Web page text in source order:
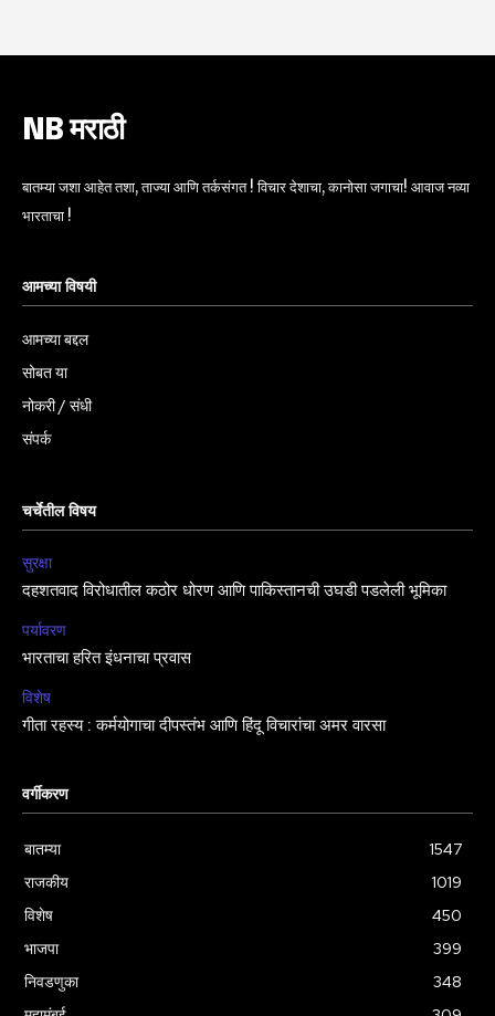
NB मराठी
बातम्या जशा आहेत तशा, ताज्या आणि तर्कसंगत ! विचार देशाचा, कानोसा जगाचा! आवाज नव्या
भारताचा !
आमच्या विषयी
आमच्या बद्दल
सोबत या
नोकरी / संधी
संपर्क
चर्चेतील विषय
सुरक्षा
दहशतवाद विरोधातील कठोर धोरण आणि पाकिस्तानची उघडी पडलेली भूमिका
पर्यावरण
भारताचा हरित इंधनाचा प्रवास
विशेष
गीता रहस्य : कर्मयोगाचा दीपस्तंभ आणि हिंदू विचारांचा अमर वारसा
वर्गीकरण
बातम्या
1547
राजकीय
1019
विशेष
450
भाजपा
399
निवडणुका
348